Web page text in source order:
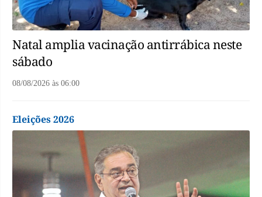
Natal amplia vacinação antirrábica neste
sábado
08/08/2026 às 06:00
Eleições 2026